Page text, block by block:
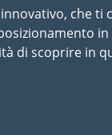
che ti
di scoprire in